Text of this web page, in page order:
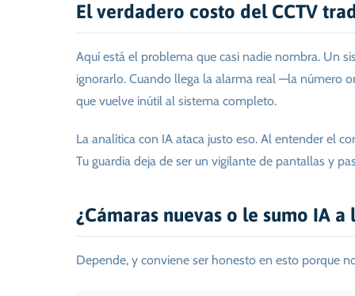
El verdadero costo del CCTV
Aquí está el problema que casi nadie nombra. Un
ignorarlo. Cuando llega la alarma real —la número
que vuelve inútil al sistema completo.
La analítica con IA ataca justo eso. Al entender el
Tu guardia deja de ser un vigilante de pantallas y
¿Cámaras nuevas o le sumo IA a
Depende, y conviene ser honesto en esto porque